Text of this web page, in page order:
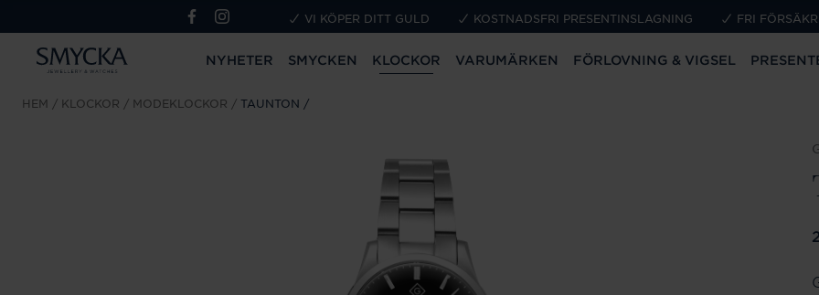
VI KÖPER DITT GULD KOSTNADSFRI PRESENTINSLAGNING FRI
NYHETER SMYCKEN KLOCKOR VARUMÄRKEN FÖRLOVNING & VIGSEL
HEM KLOCKOR MODEKLOCKOR TAUNTON